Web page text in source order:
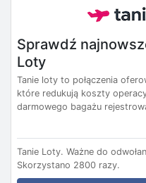
Sprawdź
Loty
Tanie loty to połączenia
które redukują koszty
darmowego bagażu
Tanie Loty. Ważne do
Skorzystano 2800 razy.